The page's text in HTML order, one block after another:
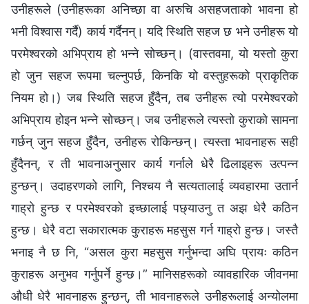
उनीहरूले (उनीहरूका अनिच्छा वा अरुचि असहजताको भावना हो
भनी विश्‍वास गर्दै) कार्य गर्दैनन्। यदि स्थिति सहज छ भने उनीहरू यो
परमेश्‍वरको अभिप्राय हो भन्‍ने सोच्छन्। (वास्तवमा, यो यस्तो कुरा
हो जुन सहज रूपमा चल्नुपर्छ, किनकि यो वस्तुहरूको प्राकृतिक
नियम हो।) जब स्थिति सहज हुँदैन, तब उनीहरू त्यो परमेश्‍वरको
अभिप्राय होइन भन्‍ने सोच्छन्। जब उनीहरूले त्यस्तो कुराको सामना
गर्छन् जुन सहज हुँदैन, उनीहरू रोकिन्छन्। त्यस्ता भावनाहरू सही
हुँदैनन्, र ती भावनाअनुसार कार्य गर्नाले धेरै ढिलाइहरू उत्पन्न
हुन्छन्। उदाहरणको लागि, निश्चय नै सत्यतालाई व्यवहारमा उतार्न
गाह्रो हुन्छ र परमेश्‍वरको इच्छालाई पछ्याउनु त अझ धेरै कठिन
हुन्छ। धेरै वटा सकारात्मक कुराहरू महसुस गर्न गाह्रो हुन्छ। जस्तै
भनाइ नै छ नि, “असल कुरा महसुस गर्नुभन्दा अघि प्रायः कठिन
कुराहरू अनुभव गर्नुपर्ने हुन्छ।” मानिसहरूको व्यावहारिक जीवनमा
औधी धेरै भावनाहरू हुन्छन्, ती भावनाहरूले उनीहरूलाई अन्योलमा